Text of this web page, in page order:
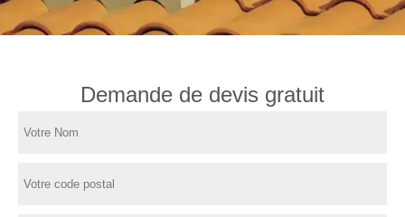
Demande de devis gratuit